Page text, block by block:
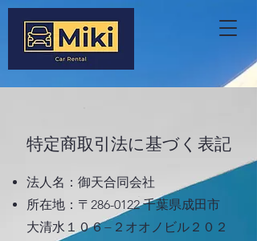
特定商取引法に基づく表記
法人名：御天合同会社
所在地：〒286-0122 千葉県成田市
大清水１０６−２オオノビル２０２